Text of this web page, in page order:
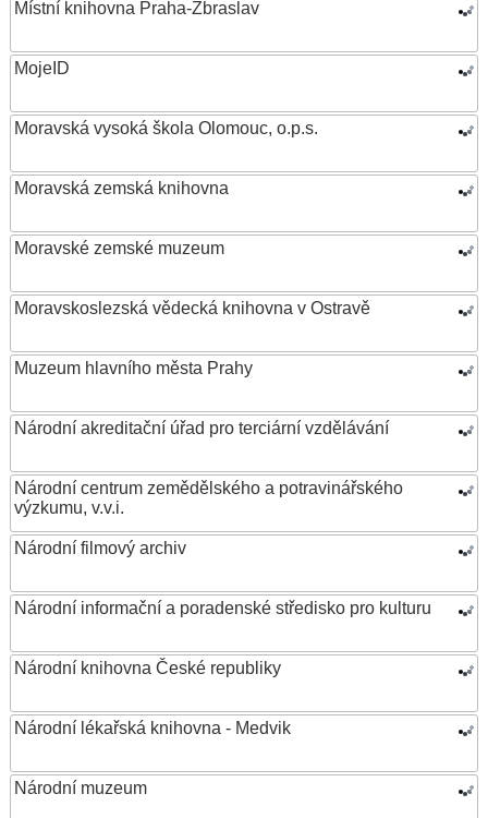
Místní knihovna Praha-Zbraslav
MojeID
Moravská vysoká škola Olomouc, o.p.s.
Moravská zemská knihovna
Moravské zemské muzeum
Moravskoslezská vědecká knihovna v Ostravě
Muzeum hlavního města Prahy
Národní akreditační úřad pro terciární vzdělávání
Národní centrum zemědělského a potravinářského
výzkumu, v.v.i.
Národní filmový archiv
Národní informační a poradenské středisko pro kulturu
Národní knihovna České republiky
Národní lékařská knihovna - Medvik
Národní muzeum